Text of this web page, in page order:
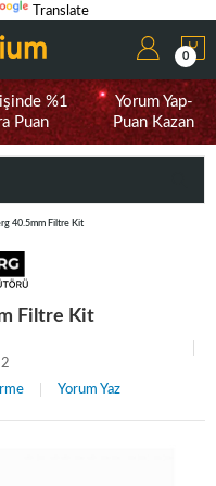
Translate
0
%1
Puan
Yorum Yap-
Puan Kazan
40.5mm Filtre Kit
Filtre Kit
Yorum Yaz